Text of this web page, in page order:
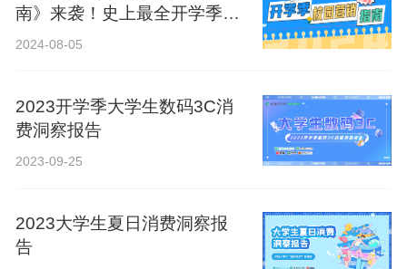
南》来袭！史上最全开学季营
销攻略！
2024-08-05
2023开学季大学生数码3C消
费洞察报告
2023-09-25
2023大学生夏日消费洞察报
告